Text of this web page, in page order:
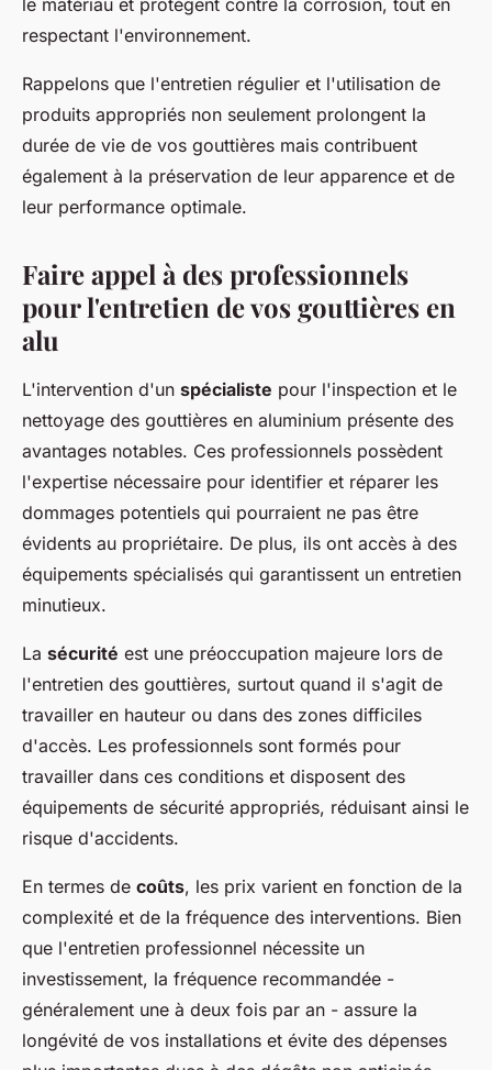
le matériau et protègent contre la corrosion, tout en
respectant l'environnement.
Rappelons que l'entretien régulier et l'utilisation de
produits appropriés non seulement prolongent la
durée de vie de vos gouttières mais contribuent
également à la préservation de leur apparence et de
leur performance optimale.
Faire appel à des professionnels
pour l'entretien de vos gouttières en
alu
L'intervention d'un spécialiste pour l'inspection et le
nettoyage des gouttières en aluminium présente des
avantages notables. Ces professionnels possèdent
l'expertise nécessaire pour identifier et réparer les
dommages potentiels qui pourraient ne pas être
évidents au propriétaire. De plus, ils ont accès à des
équipements spécialisés qui garantissent un entretien
minutieux.
La sécurité est une préoccupation majeure lors de
l'entretien des gouttières, surtout quand il s'agit de
travailler en hauteur ou dans des zones difficiles
d'accès. Les professionnels sont formés pour
travailler dans ces conditions et disposent des
équipements de sécurité appropriés, réduisant ainsi le
risque d'accidents.
En termes de coûts, les prix varient en fonction de la
complexité et de la fréquence des interventions. Bien
que l'entretien professionnel nécessite un
investissement, la fréquence recommandée -
généralement une à deux fois par an - assure la
longévité de vos installations et évite des dépenses